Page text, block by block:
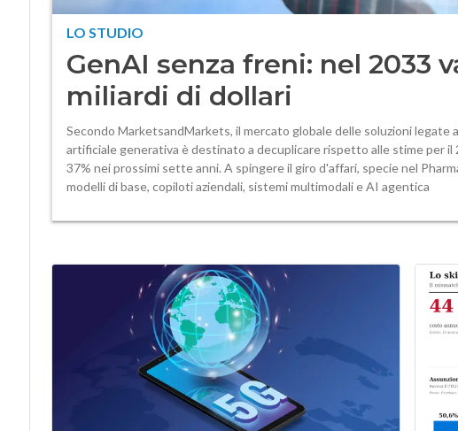
LO STUDIO
GenAI senza freni: nel 2033
miliardi di dollari
Secondo MarketsandMarkets, il mercato globale delle soluzioni legate
artificiale generativa è destinato a decuplicare rispetto alle stime per il
37% nei prossimi sette anni. A spingere il giro d'affari, specie nel
modelli di base, copiloti aziendali, sistemi multimodali e AI agentica